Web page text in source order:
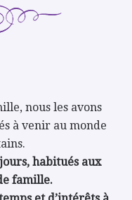
nous les avons
à venir au monde
habitués aux
famille.